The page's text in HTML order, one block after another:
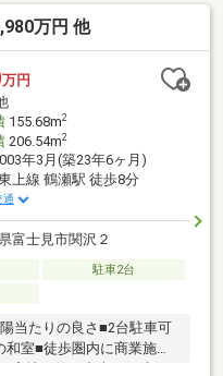
万円 他
万円
155.68m2
206.54m2
年3月(築23年6ヶ月)
上線 鶴瀬駅 徒歩8分
通
富士見市関沢２
駐車2台
当たりの良さ■2台駐車可
室■徒歩圏内に商業施設